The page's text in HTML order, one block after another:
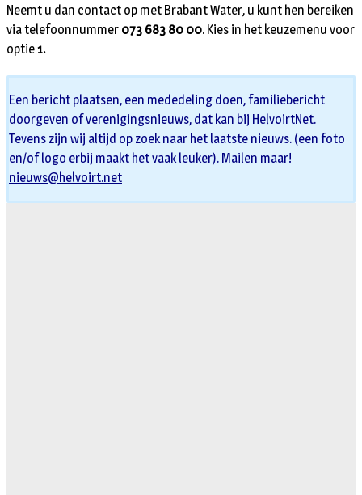
Neemt u dan contact op met Brabant Water, u kunt hen bereiken
via telefoonnummer 073 683 80 00. Kies in het keuzemenu voor
optie1.
Een bericht plaatsen, een mededeling doen, familiebericht
doorgeven of verenigingsnieuws, dat kan bij HelvoirtNet.
Tevens zijn wij altijd op zoek naar het laatste nieuws. (een foto
en/of logo erbij maakt het vaak leuker). Mailen maar!
nieuws@helvoirt.net